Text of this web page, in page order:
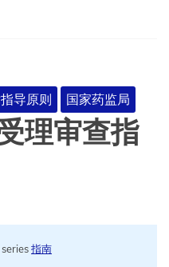
指
导
原
则
导原则 国家药监局
理审查指
指南